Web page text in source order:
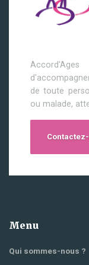
de toute
ou malade,
Menu
Qui sommes-nous ?